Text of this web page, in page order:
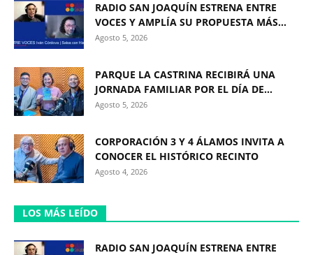
RADIO SAN JOAQUÍN ESTRENA ENTRE
VOCES Y AMPLÍA SU PROPUESTA MÁS...
Agosto 5, 2026
PARQUE LA CASTRINA RECIBIRÁ UNA
JORNADA FAMILIAR POR EL DÍA DE...
Agosto 5, 2026
CORPORACIÓN 3 Y 4 ÁLAMOS INVITA A
CONOCER EL HISTÓRICO RECINTO
Agosto 4, 2026
LOS MÁS LEÍDO
RADIO SAN JOAQUÍN ESTRENA ENTRE